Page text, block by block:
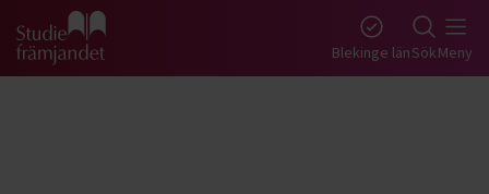
Gå till studiefrämjandets startsida Blekinge länSökMeny